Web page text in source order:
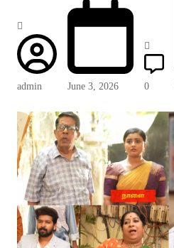
admin June 3, 2026 0